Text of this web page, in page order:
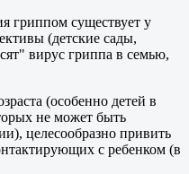
гриппом существует у
(детские сады,
вирус гриппа в семью,
(особенно детей в
не может быть
целесообразно привить
с ребенком (в